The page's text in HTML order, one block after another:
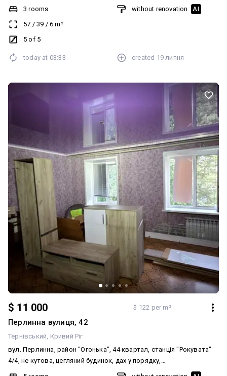
металопластикові, нові радіатори, є всі лічильники. Вбудована
3 rooms
57 / 39 / 6 m²
5 of 5
without renovation AI
today at 03:33 created 19 липня
$ 11 000 $ 122 per m²
Перлинна вулиця, 42
Тернівський Кривий Ріг
вул. Перлинна, район "Огонька", 44 квартал, станція "Рокувата"
4/4, не кутова, цегляний будинок, дах у порядку,
відремонтований. кухня-студія. квартира в хорошому